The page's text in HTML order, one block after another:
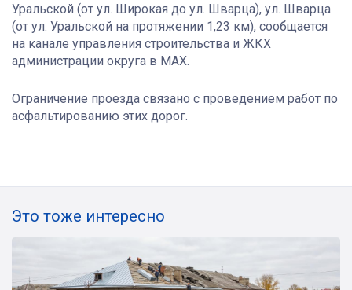
Уральской (от ул. Широкая до ул. Шварца), ул. Шварца
(от ул. Уральской на протяжении 1,23 км), сообщается
на канале управления строительства и ЖКХ
администрации округа в МАХ.
Ограничение проезда связано с проведением работ по
асфальтированию этих дорог.
Это тоже интересно